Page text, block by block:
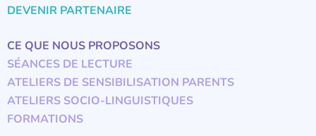
DEVENIR PARTENAIRE
CE QUE NOUS PROPOSONS
SÉANCES DE LECTURE
ATELIERS DE SENSIBILISATION PARENTS
ATELIERS SOCIO-LINGUISTIQUES
FORMATIONS